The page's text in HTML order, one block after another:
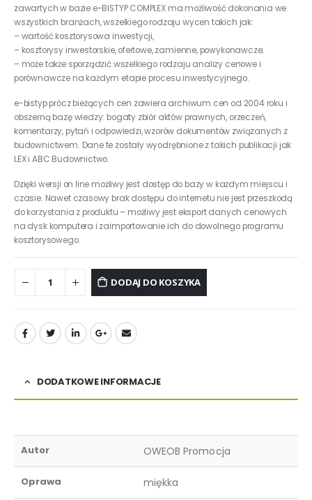
zawartych w bazie e-BISTYP COMPLEX ma możliwość dokonania we
wszystkich branżach, wszelkiego rodzaju wycen takich jak:
– wartość kosztorysowa inwestycji,
– kosztorysy inwestorskie, ofertowe, zamienne, powykonawcze;
– może także sporządzić wszelkiego rodzaju analizy cenowe i
porównawcze na każdym etapie procesu inwestycyjnego.
e-bistyp prócz bieżących cen zawiera archiwum cen od 2004 roku i
obszerną bazę wiedzy: bogaty zbiór aktów prawnych, orzeczeń,
komentarzy, pytań i odpowiedzi, wzorów dokumentów związanych z
budownictwem. Dane te zostały wyodrębnione z takich publikacji jak
LEX i ABC Budownictwo.
Dzięki wersji on line możliwy jest dostęp do bazy w każdym miejscu i
czasie. Nawet czasowy brak dostępu do internetu nie jest przeszkodą
do korzystania z produktu – możliwy jest eksport danych cenowych
na dysk komputera i zaimportowanie ich do dowolnego programu
kosztorysowego.
DODAJ DO KOSZYKA
DODATKOWE INFORMACJE
Autor OWEOB Promocja
Oprawa miękka